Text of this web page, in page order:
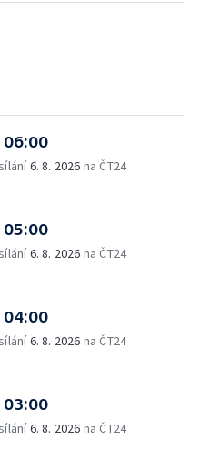
6. 8. 2026 na ČT24
6. 8. 2026 na ČT24
6. 8. 2026 na ČT24
6. 8. 2026 na ČT24